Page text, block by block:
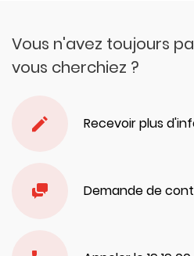
Vous n'avez toujours
vous cherchiez ?
Recevoir plus
Demande de